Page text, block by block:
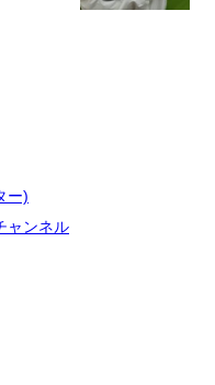
ー)
ャンネル